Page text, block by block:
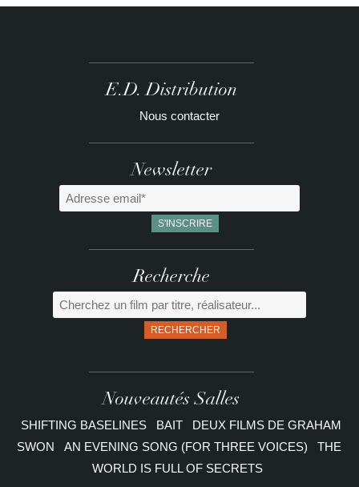
E.D. Distribution
Nous contacter
Newsletter
Recherche
RECHERCHER
Nouveautés Salles
SHIFTING BASELINES BAIT
DEUX FILMS DE GRAHAM
SWON
AN EVENING SONG (FOR THREE VOICES)
THE
WORLD IS FULL OF SECRETS